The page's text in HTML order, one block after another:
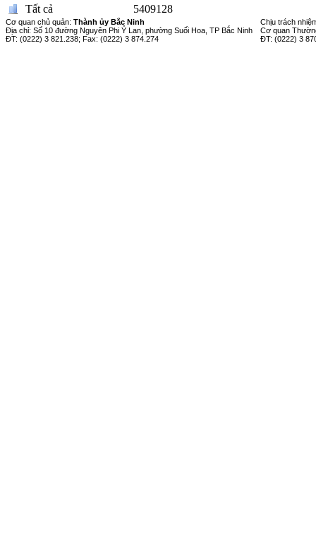
Tất cả
5409128
Cơ quan chủ quản: Thành ủy Bắc Ninh
Địa chỉ: Số 10 đường Nguyên Phi Ỷ Lan, phường Suối Hoa, TP Bắc Ninh
ĐT: (0222) 3 821.238; Fax: (0222) 3 874.274
Chịu trách
Cơ quan
ĐT: (0222) 3